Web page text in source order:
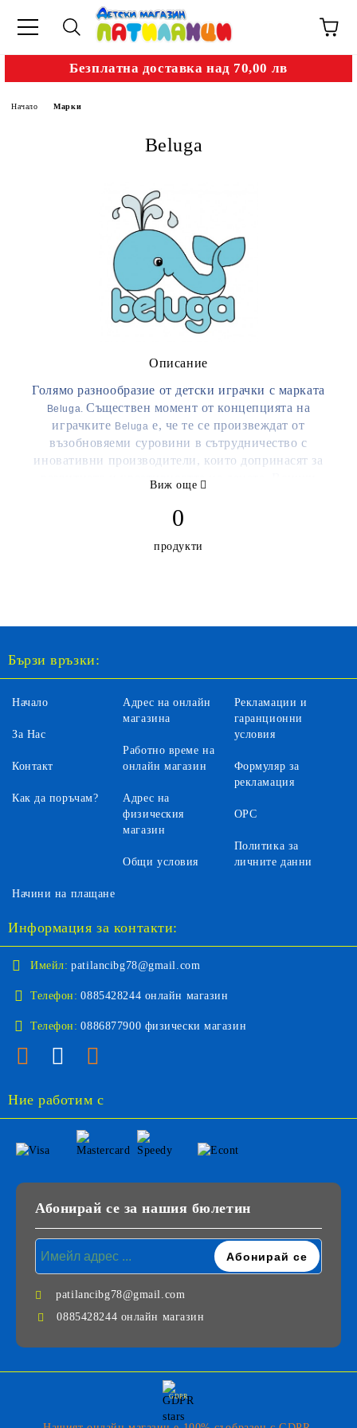
Безплатна доставка над 70,00 лв
Начало Марки
Beluga
Описание
Голямо разнообразие от детски играчки с марката
Beluga.Съществен момент от концепцията на
играчките Beluga е, че те се произвеждат от
възобновяеми суровини в сътрудничество с
иновативни производители, които допринасят за
развитието и креативността на децата. Всички
продукти отговарят на най-стриктните Европейски
стандарти за качество. Производителите на играчки -
ориентирани към опазване на околната среда
, насърчават децата да играят, учат и правят
Виж още
0
продукти
Бързи връзки:
Начало
За Нас
Контакт
Как да поръчам?
Адрес на онлайн
магазина
Работно време на
онлайн магазин
Адрес на
физическия
магазин
Общи условия
Рекламации и
гаранционни
условия
Формуляр за
рекламация
ОРС
Политика за
личните данни
Начини на плащане
Информация за контакти:
Имейл: patilancibg78@gmail.com
Телефон: 0885428244 онлайн магазин
Телефон: 0886877900 физически магазин
Ние работим с
Абонирай се за нашия бюлетин
patilancibg78@gmail.com
0885428244 онлайн магазин
GDPR